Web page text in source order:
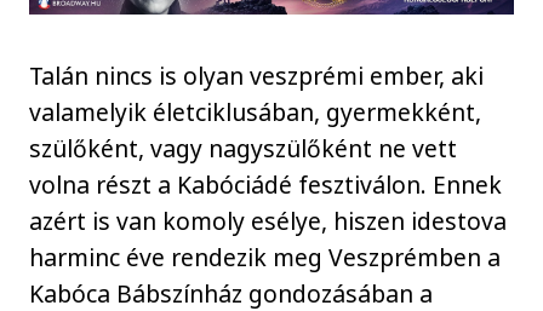
Talán nincs is olyan veszprémi ember, aki
valamelyik életciklusában, gyermekként,
szülőként, vagy nagyszülőként ne vett
volna részt a Kabóciádé fesztiválon. Ennek
azért is van komoly esélye, hiszen idestova
harminc éve rendezik meg Veszprémben a
Kabóca Bábszínház gondozásában a